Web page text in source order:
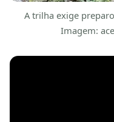
A trilha exige
Imagem: